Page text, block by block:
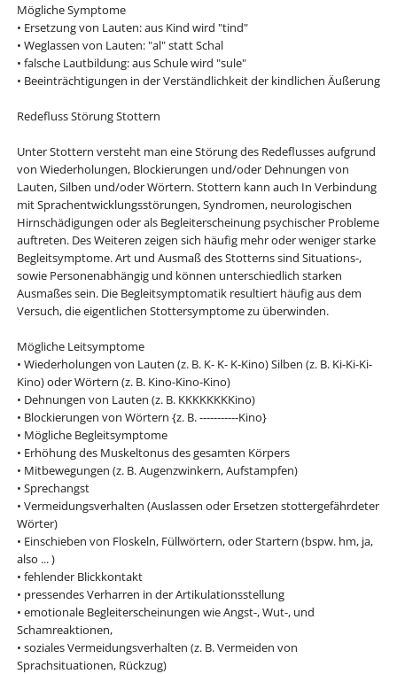
Mögliche Symptome
• Ersetzung von Lauten: aus Kind wird "tind"
• Weglassen von Lauten: "al" statt Schal
• falsche Lautbildung: aus Schule wird "sule"
• Beeinträchtigungen in der Verständlichkeit der kindlichen Äußerung
Redefluss Störung Stottern
Unter Stottern versteht man eine Störung des Redeflusses aufgrund
von Wiederholungen, Blockierungen und/oder Dehnungen von
Lauten, Silben und/oder Wörtern. Stottern kann auch In Verbindung
mit Sprachentwicklungsstörungen, Syndromen, neurologischen
Hirnschädigungen oder als Begleiterscheinung psychischer Probleme
auftreten. Des Weiteren zeigen sich häufig mehr oder weniger starke
Begleitsymptome. Art und Ausmaß des Stotterns sind Situations-,
sowie Personenabhängig und können unterschiedlich starken
Ausmaßes sein. Die Begleitsymptomatik resultiert häufig aus dem
Versuch, die eigentlichen Stottersymptome zu überwinden.
Mögliche Leitsymptome
• Wiederholungen von Lauten (z. B. K- K- K-Kino) Silben (z. B. Ki-Ki-Ki-
Kino) oder Wörtern (z. B. Kino-Kino-Kino)
• Dehnungen von Lauten (z. B. KKKKKKKKino)
• Blockierungen von Wörtern {z. B. -----------Kino}
• Mögliche Begleitsymptome
• Erhöhung des Muskeltonus des gesamten Körpers
• Mitbewegungen (z. B. Augenzwinkern, Aufstampfen)
• Sprechangst
• Vermeidungsverhalten (Auslassen oder Ersetzen stottergefährdeter
Wörter)
• Einschieben von Floskeln, Füllwörtern, oder Startern (bspw. hm, ja,
also ... )
• fehlender Blickkontakt
• pressendes Verharren in der Artikulationsstellung
• emotionale Begleiterscheinungen wie Angst-, Wut-, und
Schamreaktionen,
• soziales Vermeidungsverhalten (z. B. Vermeiden von
Sprachsituationen, Rückzug)